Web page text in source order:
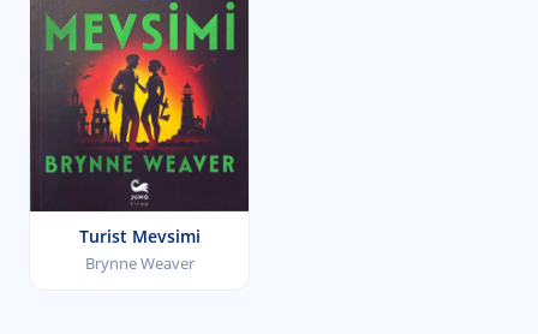
Turist Mevsimi
Brynne Weaver